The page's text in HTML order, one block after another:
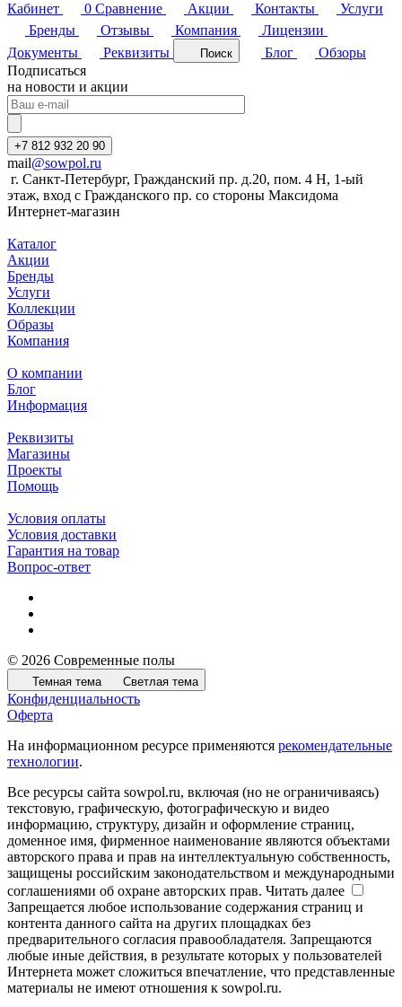
Кабинет
0 Сравнение Акции Контакты
Услуги
Бренды
Отзывы Компания
Лицензии
Документы
Реквизиты Поиск Блог
Обзоры
Подписаться
на новости и акции
+7 812 932 20 90
mail@sowpol.ru
г. Санкт-Петербург, Гражданский пр. д.20, пом. 4 Н, 1-ый
этаж, вход с Гражданского пр. со стороны Максидома
Интернет-магазин
Каталог
Акции
Бренды
Услуги
Коллекции
Образы
Компания
О компании
Блог
Информация
Реквизиты
Магазины
Проекты
Помощь
Условия оплаты
Условия доставки
Гарантия на товар
Вопрос-ответ
© 2026 Современные полы
Темная тема Светлая тема
Конфиденциальность
Оферта
На информационном ресурсе применяются рекомендательные
технологии.
Все ресурсы сайта sowpol.ru, включая (но не ограничиваясь)
текстовую, графическую, фотографическую и видео
информацию, структуру, дизайн и оформление страниц,
доменное имя, фирменное наименование являются объектами
авторского права и прав на интеллектуальную собственность,
защищены российским законодательством и международными
соглашениями об охране авторских прав. Читать далее
Запрещается любое использование содержания страниц и
контента данного сайта на других площадках без
предварительного согласия правообладателя. Запрещаются
любые иные действия, в результате которых у пользователей
Интернета может сложиться впечатление, что представленные
материалы не имеют отношения к sowpol.ru.